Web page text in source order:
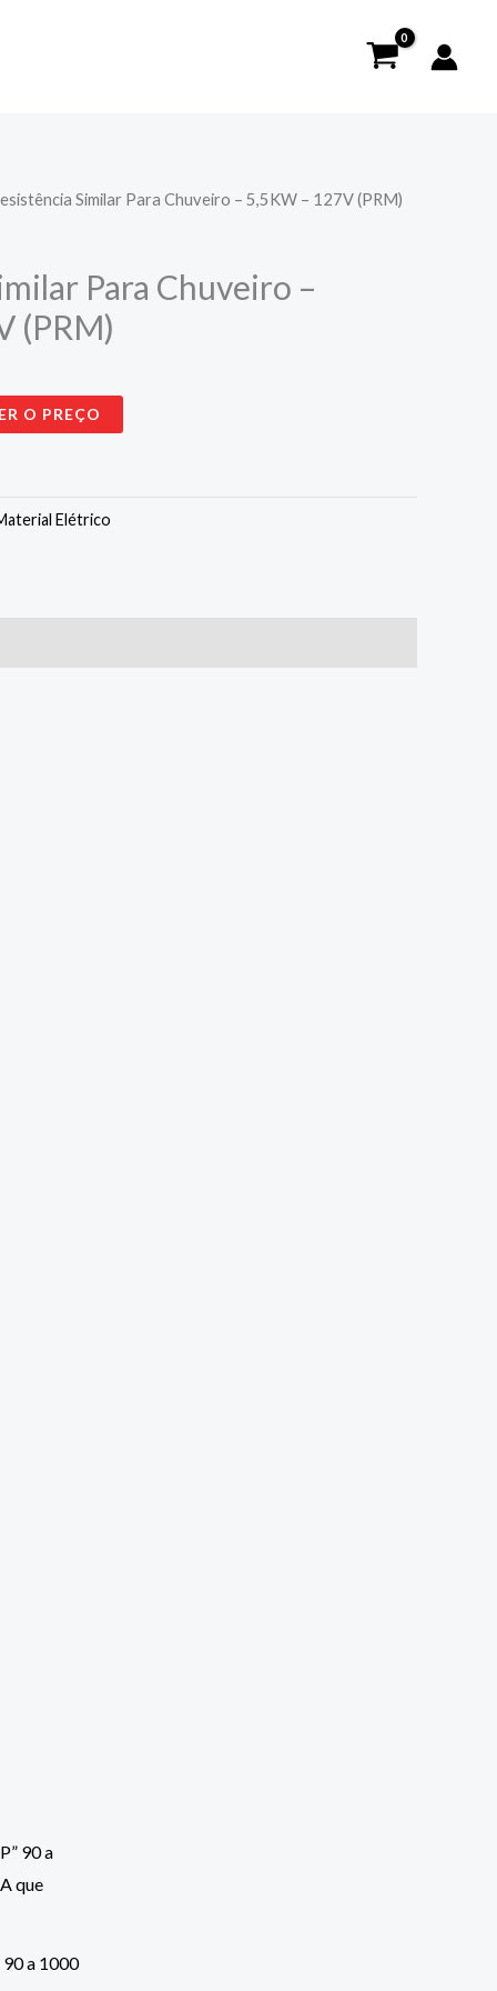
Similar Para Chuveiro – 5,5KW – 127V (PRM)
Para Chuveiro –
(PRM)
O PREÇO
Elétrico
90 a 1000